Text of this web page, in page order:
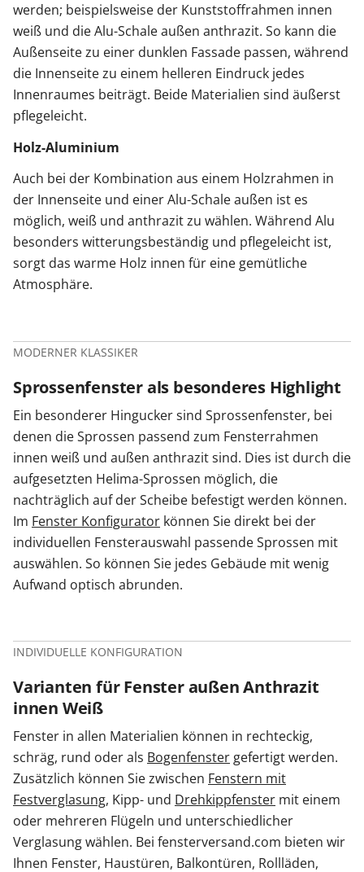
werden; beispielsweise der Kunststoffrahmen innen
weiß und die Alu-Schale außen anthrazit. So kann die
Außenseite zu einer dunklen Fassade passen, während
die Innenseite zu einem helleren Eindruck jedes
Innenraumes beiträgt. Beide Materialien sind äußerst
pflegeleicht.
Holz-Aluminium
Auch bei der Kombination aus einem Holzrahmen in
der Innenseite und einer Alu-Schale außen ist es
möglich, weiß und anthrazit zu wählen. Während Alu
besonders witterungsbeständig und pflegeleicht ist,
sorgt das warme Holz innen für eine gemütliche
Atmosphäre.
MODERNER KLASSIKER
Sprossenfenster als besonderes Highlight
Ein besonderer Hingucker sind Sprossenfenster, bei
denen die Sprossen passend zum Fensterrahmen
innen weiß und außen anthrazit sind. Dies ist durch die
aufgesetzten Helima-Sprossen möglich, die
nachträglich auf der Scheibe befestigt werden können.
Im Fenster Konfigurator können Sie direkt bei der
individuellen Fensterauswahl passende Sprossen mit
auswählen. So können Sie jedes Gebäude mit wenig
Aufwand optisch abrunden.
INDIVIDUELLE KONFIGURATION
Varianten für Fenster außen Anthrazit
innen Weiß
Fenster in allen Materialien können in rechteckig,
schräg, rund oder als Bogenfenster gefertigt werden.
Zusätzlich können Sie zwischen Fenstern mit
Festverglasung, Kipp- und Drehkippfenster mit einem
oder mehreren Flügeln und unterschiedlicher
Verglasung wählen. Bei fensterversand.com bieten wir
Ihnen Fenster, Haustüren, Balkontüren, Rollläden,